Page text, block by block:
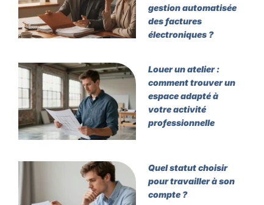
gestion automatisée
des factures
électroniques ?
Louer un atelier :
comment trouver un
espace adapté à
votre activité
professionnelle
Quel statut choisir
pour travailler à son
compte ?